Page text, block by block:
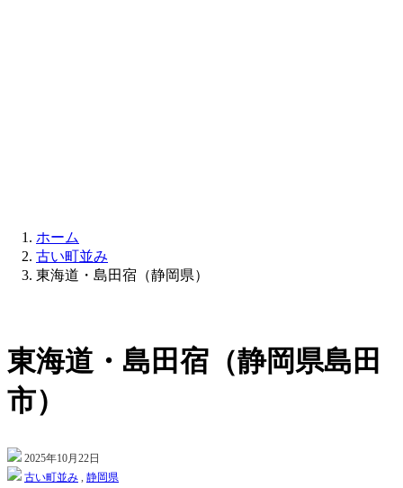
ホーム
古い町並み
東海道・島田宿（静岡県）
東海道・島田宿（静岡県島田
市）
2025年10月22日
古い町並み , 静岡県